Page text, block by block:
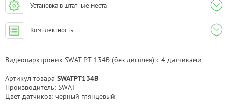
Установка в штатные места
Комплектность
Видеопарктроник SWAT PT-134B (без дисплея) с 4 датчиками
Артикул товара SWATPT134B
Производитель: SWAT
Цвет датчиков: черный глянцевый